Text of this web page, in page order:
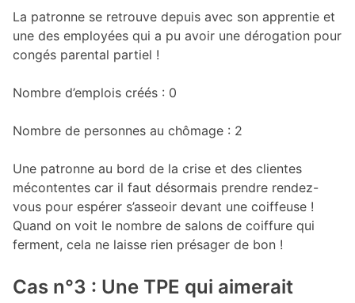
La patronne se retrouve depuis avec son apprentie et
une des employées qui a pu avoir une dérogation pour
congés parental partiel !
Nombre d’emplois créés : 0
Nombre de personnes au chômage : 2
Une patronne au bord de la crise et des clientes
mécontentes car il faut désormais prendre rendez-
vous pour espérer s’asseoir devant une coiffeuse !
Quand on voit le nombre de salons de coiffure qui
ferment, cela ne laisse rien présager de bon !
Cas n°3 : Une TPE qui aimerait